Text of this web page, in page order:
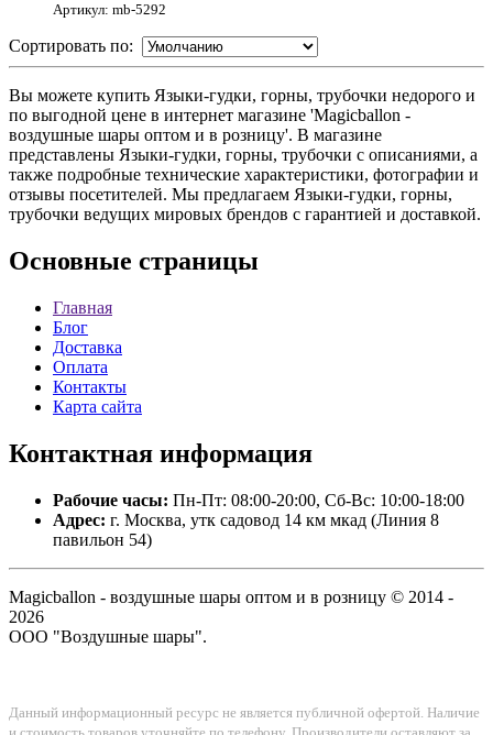
Артикул: mb-5292
Сортировать по:
Вы можете купить Языки-гудки, горны, трубочки недорого и
по выгодной цене в интернет магазине 'Magicballon -
воздушные шары оптом и в розницу'. В магазине
представлены Языки-гудки, горны, трубочки с описаниями, а
также подробные технические характеристики, фотографии и
отзывы посетителей. Мы предлагаем Языки-гудки, горны,
трубочки ведущих мировых брендов с гарантией и доставкой.
Основные страницы
Главная
Блог
Доставка
Оплата
Контакты
Карта сайта
Контактная информация
Рабочие часы: Пн-Пт: 08:00-20:00, Сб-Вс: 10:00-18:00
Адрес: г. Москва, утк садовод 14 км мкад (Линия 8
павильон 54)
Magicballon - воздушные шары оптом и в розницу © 2014 -
2026
ООО "Воздушные шары".
Данный информационный ресурс не является публичной офертой. Наличие